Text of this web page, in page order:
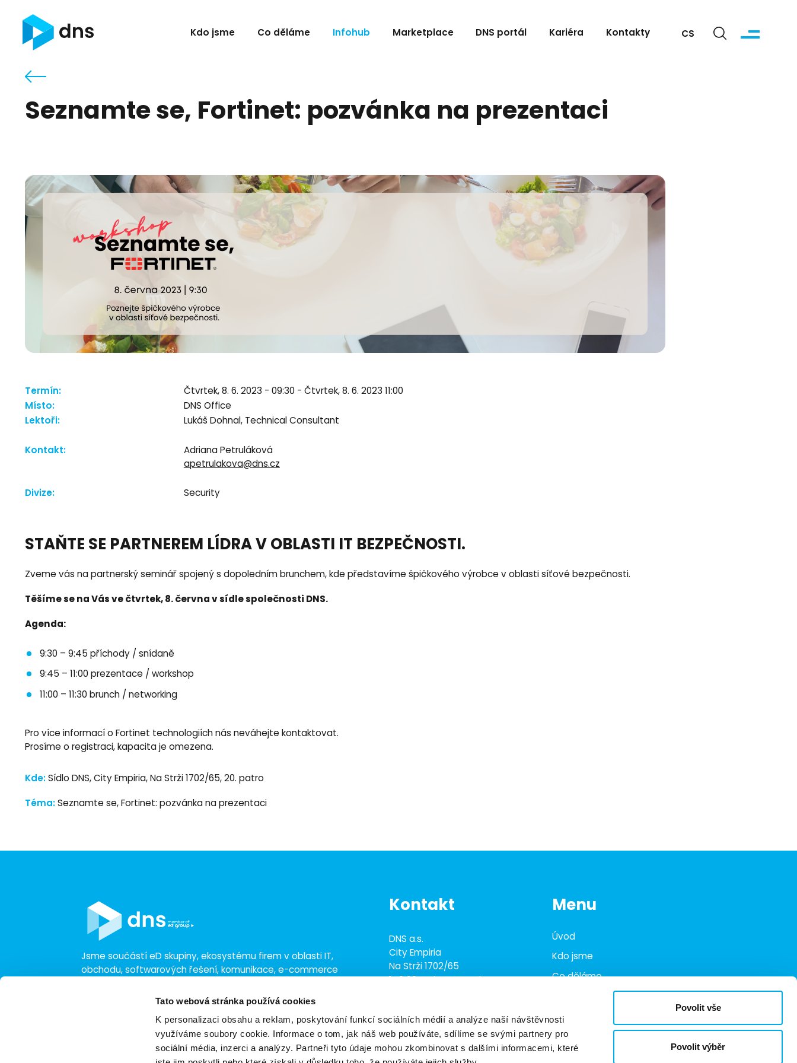
Tato webová stránka používá cookies
K personalizaci obsahu a reklam, poskytování funkcí sociálních médií a analýze naší návštěvnosti
využíváme soubory cookie. Informace o tom, jak náš web používáte, sdílíme se svými partnery pro
sociální média, inzerci a analýzy. Partneři tyto údaje mohou zkombinovat s dalšími informacemi, které
Povolit vše
Povolit výběr
Kdo jsme Co děláme Infohub Marketplace DNS portál Kariéra Kontakty CS
Seznamte se, Fortinet: pozvánka na prezentaci
Termín: Čtvrtek, 8. 6. 2023 - 09:30 - Čtvrtek, 8. 6. 2023 11:00
Místo: DNS Office
Lektoři: Lukáš Dohnal, Technical Consultant
Kontakt:
Adriana Petruláková
apetrulakova@dns.cz
Divize: Security
STAŇTE SE PARTNEREM LÍDRA V OBLASTI IT BEZPEČNOSTI.
Zveme vás na partnerský seminář spojený s dopoledním brunchem, kde představíme špičkového výrobce v oblasti síťové bezpečnosti.
Těšíme se na Vás ve čtvrtek, 8. června v sídle společnosti DNS.
Agenda:
9:30 – 9:45 příchody / snídaně
9:45 – 11:00 prezentace / workshop
11:00 – 11:30 brunch / networking
Pro více informací o Fortinet technologiích nás neváhejte kontaktovat.
Prosíme o registraci, kapacita je omezena.
Kde:Sídlo DNS, City Empiria, Na Strži 1702/65, 20. patro
Téma:Seznamte se, Fortinet: pozvánka na prezentaci
Jsme součástí eD skupiny, ekosystému firem v oblasti IT,
obchodu, softwarových řešení, komunikace, e-commerce
a tržbami přesahujícími 16 miliard.
Kontakt
DNS a.s.
City Empiria
Na Strži 1702/65
140 00 Praha 4 - Nusle
dns@dns.cz
Menu
Úvod
Kdo jsme
Co děláme
Marketplace
Kariéra
Kontakty